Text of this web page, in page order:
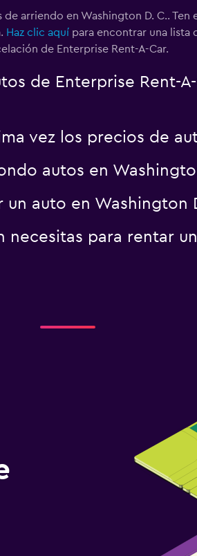
arriendo en Washington D. C..
Haz clic aquípara encontrar una lista
de Enterprise Rent-A-Car.
de Enterprise Rent-
vez los precios de
autos en
auto en Washington
para rentar